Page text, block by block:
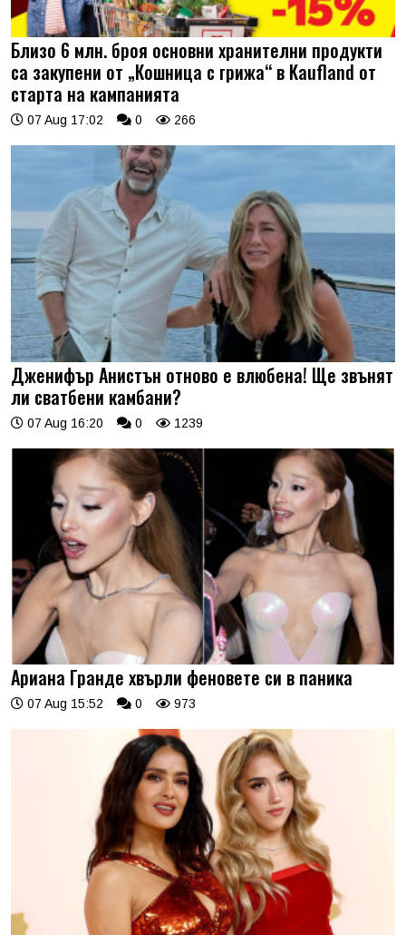
Близо 6 млн. броя основни хранителни продукти
са закупени от „Кошница с грижа“ в Kaufland от
старта на кампанията
07 Aug 17:02 0 266
Дженифър Анистън отново е влюбена! Ще звънят
ли сватбени камбани?
07 Aug 16:20 0 1239
Ариана Гранде хвърли феновете си в паника
07 Aug 15:52 0 973